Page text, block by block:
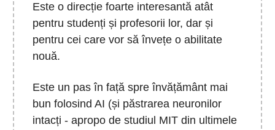
Este o direcție foarte interesantă atât
pentru studenți și profesorii lor, dar și
pentru cei care vor să învețe o abilitate
nouă.
Este un pas în față spre învățământ mai
bun folosind AI (și păstrarea neuronilor
intacți - apropo de studiul MIT din ultimele